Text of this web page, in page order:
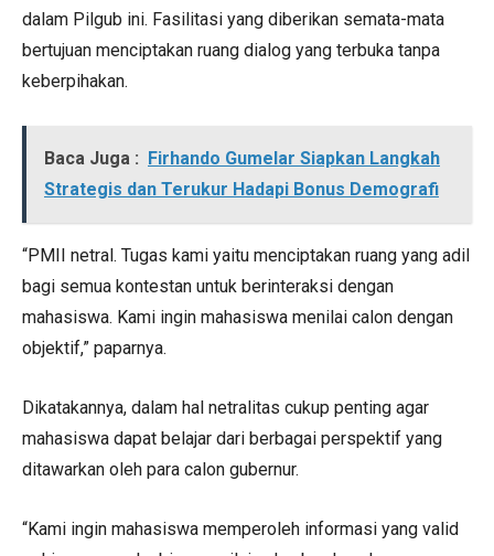
dalam Pilgub ini. Fasilitasi yang diberikan semata-mata
bertujuan menciptakan ruang dialog yang terbuka tanpa
keberpihakan.
Baca Juga : Firhando Gumelar Siapkan Langkah
Strategis dan Terukur Hadapi Bonus Demografi
“PMII netral. Tugas kami yaitu menciptakan ruang yang adil
bagi semua kontestan untuk berinteraksi dengan
mahasiswa. Kami ingin mahasiswa menilai calon dengan
objektif,” paparnya.
Dikatakannya, dalam hal netralitas cukup penting agar
mahasiswa dapat belajar dari berbagai perspektif yang
ditawarkan oleh para calon gubernur.
“Kami ingin mahasiswa memperoleh informasi yang valid